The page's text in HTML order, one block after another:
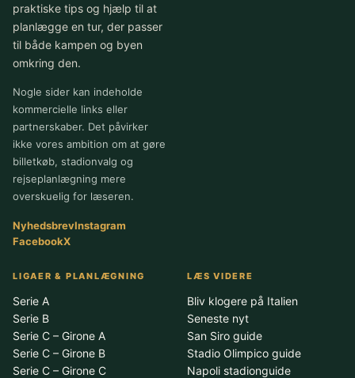
praktiske tips og hjælp til at
planlægge en tur, der passer
til både kampen og byen
omkring den.
Nogle sider kan indeholde
kommercielle links eller
partnerskaber. Det påvirker
ikke vores ambition om at gøre
billetkøb, stadionvalg og
rejseplanlægning mere
overskuelig for læseren.
NyhedsbrevInstagram
FacebookX
LIGAER & PLANLÆGNING
Serie A
Serie B
Serie C – Girone A
Serie C – Girone B
Serie C – Girone C
LÆS VIDERE
Bliv klogere på Italien
Seneste nyt
San Siro guide
Stadio Olimpico guide
Napoli stadionguide